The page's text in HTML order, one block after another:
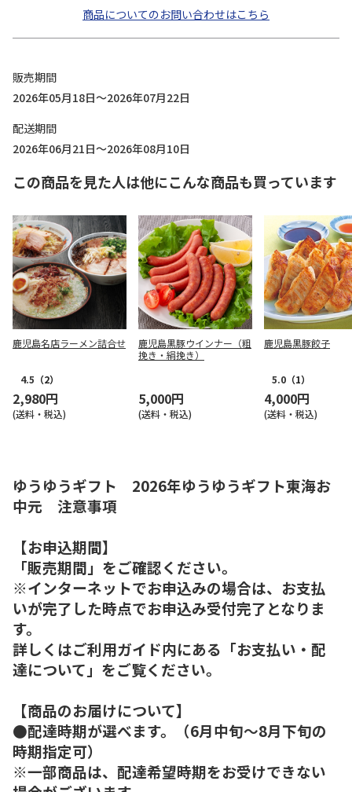
商品についてのお問い合わせはこちら
販売期間
2026年05月18日～2026年07月22日
配送期間
2026年06月21日～2026年08月10日
この商品を見た人は他にこんな商品も買っています
鹿児島名店ラーメン詰合せ
4.5 （2）
2,980円
(送料・税込)
鹿児島黒豚ウインナー（粗
挽き・絹挽き）
5,000円
(送料・税込)
鹿児島黒豚餃子
5.0 （1）
4,000円
(送料・税込)
ゆうゆうギフト 2026年ゆうゆうギフト東海お
中元 注意事項
【お申込期間】
「販売期間」をご確認ください。
※インターネットでお申込みの場合は、お支払
いが完了した時点でお申込み受付完了となりま
す。
詳しくはご利用ガイド内にある「お支払い・配
達について」をご覧ください。
【商品のお届けについて】
●配達時期が選べます。（6月中旬～8月下旬の
時期指定可）
※一部商品は、配達希望時期をお受けできない